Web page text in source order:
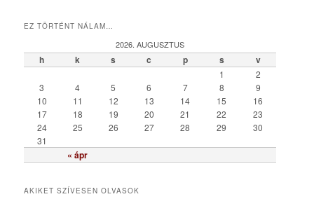
e
r
EZ TÖRTÉNT NÁLAM…
2026. AUGUSZTUS
h k s c p s v
« ápr
1
2
3
4 5 6 7 8
9
10
11 12 13 14 15
16
17
18 19 20 21 22
23
24
25 26 27 28 29
30
31
AKIKET SZÍVESEN OLVASOK